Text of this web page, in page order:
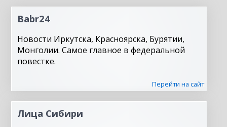
Babr24
Новости Иркутска, Красноярска, Бурятии,
Монголии. Самое главное в федеральной
повестке.
Перейти на сайт
Лица Сибири